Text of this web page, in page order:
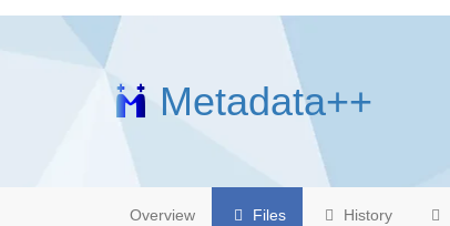
Metadata++
Overview Files History